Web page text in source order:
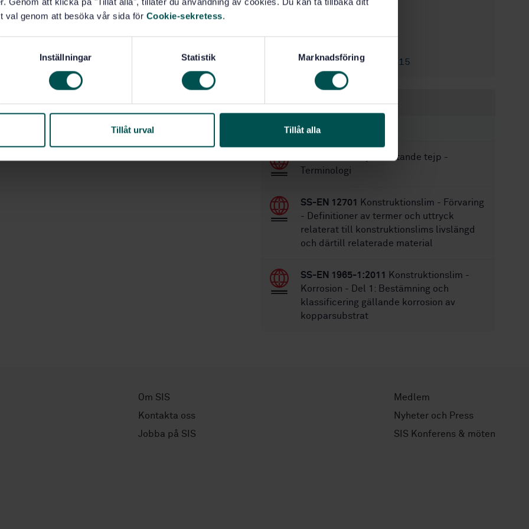
val genom att besöka vår sida för Cookie-sekretess.
Inställningar Statistik Marknadsföring
Tillåt urval Tillåt alla
Ersätts av: SS-EN 1373:2015
Inom samma område
STANDARDER
Självhäftande tejp -
Terminologi
SS-EN 12701
Konstruktionslim - Förvaring
- Definitioner av termer och uttryck
relaterat till konstruktionslims livslängd
och därtill relaterade material
SS-EN 1965-1:2011
Konstruktionslim -
Korrosion - Del 1: Bestämning och
klassificering gällande korrosion av
kopparsubstrat
Om SIS
Kontakta oss
Jobba på SIS
Medlem
Nyheter och Press
SIS Konferens & möten